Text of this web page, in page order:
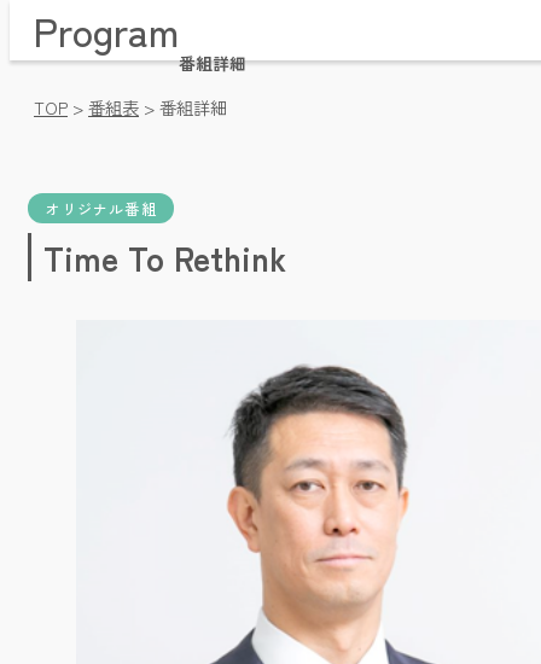
Home / トップページ
Time Table / 番組表
Message / メッセージ・リクエスト
Program
番組詳細
TOP >番組表 >番組詳細
オリジナル番組
Time To Rethink